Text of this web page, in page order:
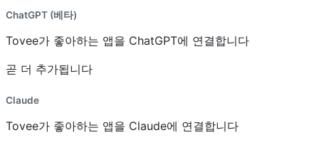
ChatGPT (베타)
Tovee가 좋아하는 앱을 ChatGPT에 연결합니다
곧 더 추가됩니다
Claude
Tovee가 좋아하는 앱을 Claude에 연결합니다